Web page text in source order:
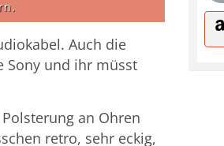
Auch die
Sony und ihr müsst
an Ohren
retro, sehr eckig,